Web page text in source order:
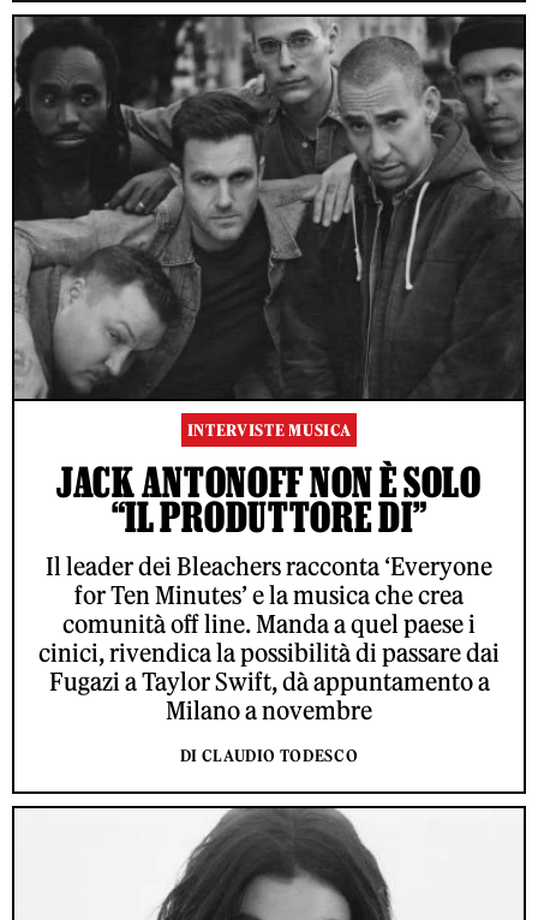
INTERVISTE MUSICA
JACK ANTONOFF NON È SOLO
“IL PRODUTTORE DI”
Il leader dei Bleachers racconta ‘Everyone
for Ten Minutes’ e la musica che crea
comunità off line. Manda a quel paese i
cinici, rivendica la possibilità di passare dai
Fugazi a Taylor Swift, dà appuntamento a
Milano a novembre
DI CLAUDIO TODESCO